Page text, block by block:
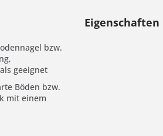
Eigenschaften
bzw.
geeignet
Böden bzw.
mit einem